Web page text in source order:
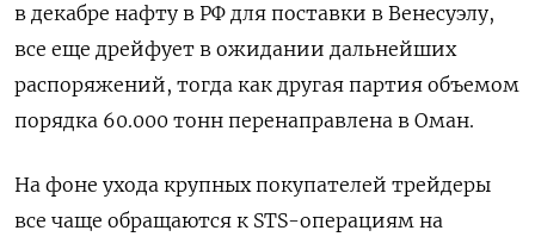
в декабре нафту в РФ для поставки в Венесуэлу,
все еще дрейфует в ожидании дальнейших
распоряжений, тогда как другая партия объемом
порядка 60.000 тонн перенаправлена в Оман.
На фоне ухода крупных покупателей трейдеры
все ‍чаще обращаются к STS-операциям на